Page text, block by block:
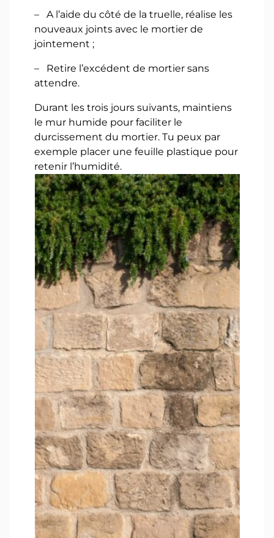
– A l’aide du côté de la truelle, réalise les
nouveaux joints avec le mortier de
jointement ;
– Retire l’excédent de mortier sans
attendre.
Durant les trois jours suivants, maintiens
le mur humide pour faciliter le
durcissement du mortier. Tu peux par
exemple placer une feuille plastique pour
retenir l’humidité.